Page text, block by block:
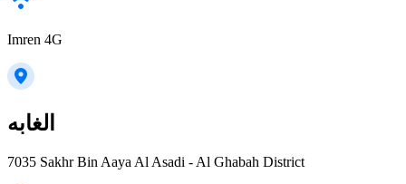
Imren 4G
الغابه
7035 Sakhr Bin Aaya Al Asadi - Al Ghabah District